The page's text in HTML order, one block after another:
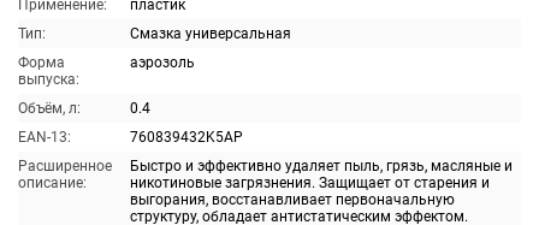
Применение:
пластик
Тип:
Смазка универсальная
Форма
выпуска:
аэрозоль
Объём, л:
0.4
EAN-13:
760839432K5AP
Расширенное
описание:
Быстро и эффективно удаляет пыль, грязь, масляные и
никотиновые загрязнения. Защищает от старения и
выгорания, восстанавливает первоначальную
структуру, обладает антистатическим эффектом.